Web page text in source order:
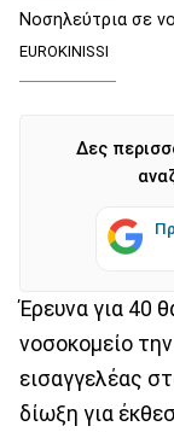
Νοσηλεύτρια σε
ΕUROKINISSI
Δες
Έρευνα για 40
νοσοκομείο
εισαγγελέας
δίωξη για